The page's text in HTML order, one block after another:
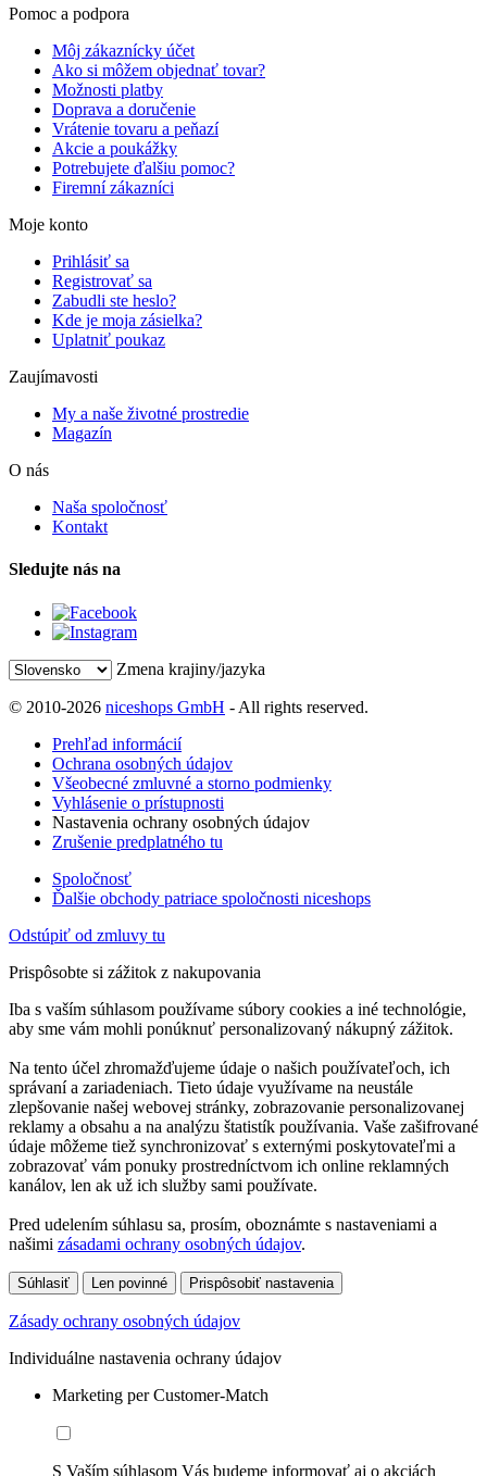
Pomoc a podpora
Môj zákaznícky účet
Ako si môžem objednať tovar?
Možnosti platby
Doprava a doručenie
Vrátenie tovaru a peňazí
Akcie a poukážky
Potrebujete ďalšiu pomoc?
Firemní zákazníci
Moje konto
Prihlásiť sa
Registrovať sa
Zabudli ste heslo?
Kde je moja zásielka?
Uplatniť poukaz
Zaujímavosti
My a naše životné prostredie
Magazín
O nás
Naša spoločnosť
Kontakt
Sledujte nás na
Zmena krajiny/jazyka
© 2010-2026 niceshops GmbH - All rights reserved.
Prehľad informácií
Ochrana osobných údajov
Všeobecné zmluvné a storno podmienky
Vyhlásenie o prístupnosti
Nastavenia ochrany osobných údajov
Zrušenie predplatného tu
Spoločnosť
Ďalšie obchody patriace spoločnosti niceshops
Odstúpiť od zmluvy tu
Prispôsobte si zážitok z nakupovania
Iba s vaším súhlasom používame súbory cookies a iné technológie,
aby sme vám mohli ponúknuť personalizovaný nákupný zážitok.
Na tento účel zhromažďujeme údaje o našich používateľoch, ich
správaní a zariadeniach. Tieto údaje využívame na neustále
zlepšovanie našej webovej stránky, zobrazovanie personalizovanej
reklamy a obsahu a na analýzu štatistík používania. Vaše zašifrované
údaje môžeme tiež synchronizovať s externými poskytovateľmi a
zobrazovať vám ponuky prostredníctvom ich online reklamných
kanálov, len ak už ich služby sami používate.
Pred udelením súhlasu sa, prosím, oboznámte s nastaveniami a
našimi zásadami ochrany osobných údajov.
Súhlasiť Len povinné Prispôsobiť nastavenia
Zásady ochrany osobných údajov
Individuálne nastavenia ochrany údajov
Marketing per Customer-Match
S Vaším súhlasom Vás budeme informovať aj o akciách